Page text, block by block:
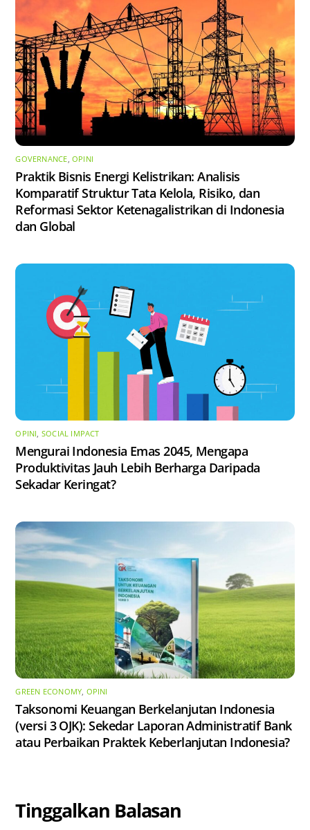
GOVERNANCE, OPINI
Praktik Bisnis Energi Kelistrikan: Analisis
Komparatif Struktur Tata Kelola, Risiko, dan
Reformasi Sektor Ketenagalistrikan di Indonesia
dan Global
OPINI SOCIAL IMPACT
Mengurai Indonesia Emas 2045, Mengapa
Produktivitas Jauh Lebih Berharga Daripada
Sekadar Keringat?
GREEN ECONOMY, OPINI
Taksonomi Keuangan Berkelanjutan Indonesia
(versi 3 OJK): Sekedar Laporan Administratif Bank
atau Perbaikan Praktek Keberlanjutan Indonesia?
Tinggalkan Balasan